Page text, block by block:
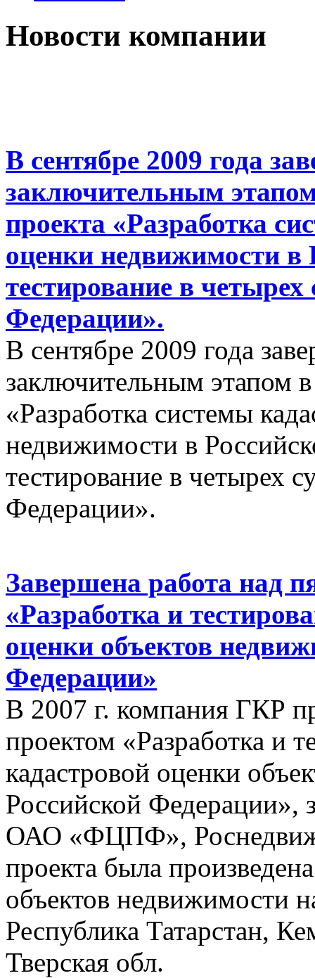
Новости компании
В сентябре 2009 года
заключительным
проекта «Разработка
оценки недвижимости в
тестирование в четырех
Федерации».
В сентябре 2009 года
заключительным этапом
«Разработка системы
недвижимости в
тестирование в четырех
Федерации».
Завершена работа над
«Разработка и
оценки объектов
Федерации»
В 2007 г. компания ГКР
проектом «Разработка и
кадастровой оценки
Российской Федерации»,
ОАО «ФЦПФ»,
проекта была
объектов недвижимости
Республика Татарстан,
Тверская обл.